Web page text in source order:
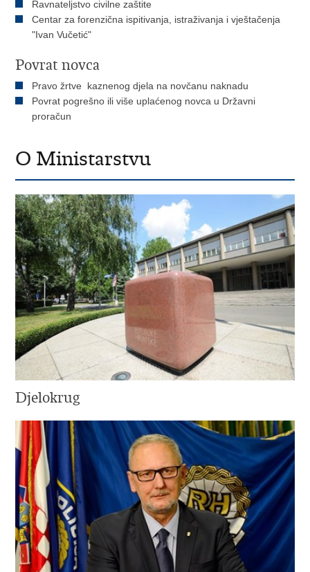
Ravnateljstvo civilne zaštite
Centar za forenzična ispitivanja, istraživanja i vještačenja
"Ivan Vučetić"
Povrat novca
Pravo žrtve kaznenog djela na novčanu naknadu
Povrat pogrešno ili više uplaćenog novca u Državni
proračun
O Ministarstvu
Djelokrug